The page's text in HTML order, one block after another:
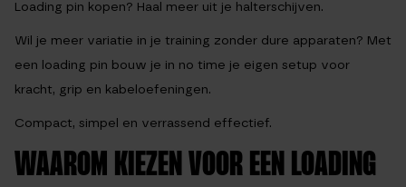
Loading pin kopen? Haal meer uit je halterschijven.
Wil je meer variatie in je training zonder dure apparaten? Met
een loading pin bouw je in no time je eigen setup voor
kracht, grip en kabeloefeningen.
Compact, simpel en verrassend effectief.
WAAROM KIEZEN VOOR EEN LOADING